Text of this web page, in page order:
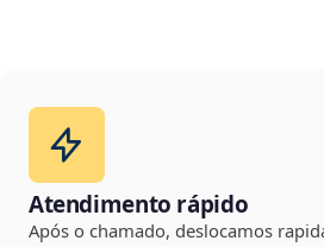
Atendimento rápido
Após o chamado, deslocamos